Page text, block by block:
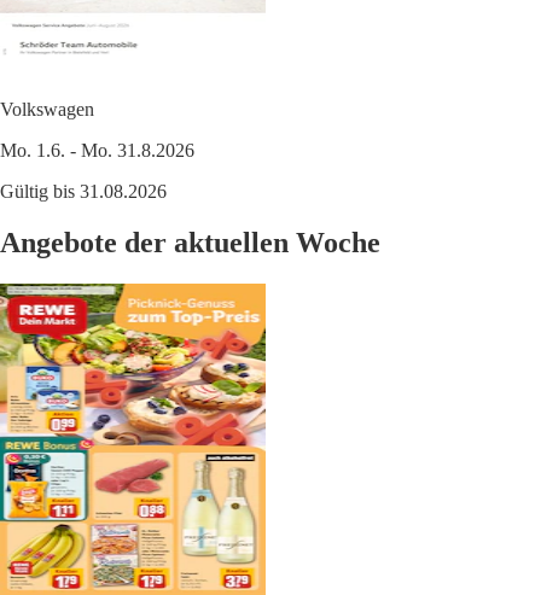
Volkswagen
Mo. 1.6. - Mo. 31.8.2026
Gültig bis 31.08.2026
Angebote der aktuellen Woche